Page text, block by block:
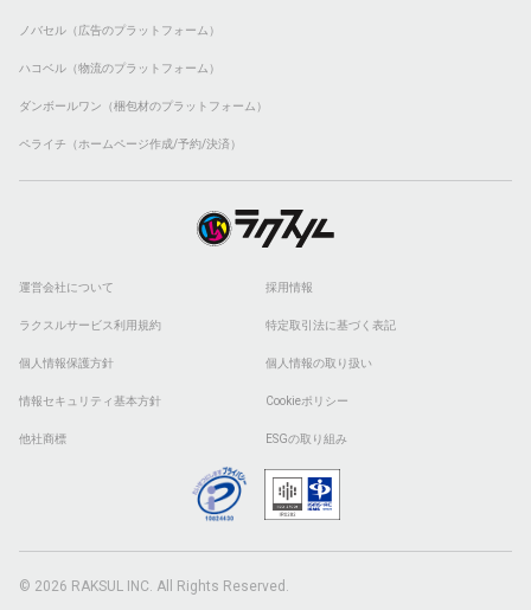
ノバセル（広告のプラットフォーム）
ハコベル（物流のプラットフォーム）
ダンボールワン（梱包材のプラットフォーム）
ペライチ（ホームページ作成/予約/決済）
運営会社について 採用情報
ラクスルサービス利用規約 特定取引法に基づく表記
個人情報保護方針 個人情報の取り扱い
情報セキュリティ基本方針 Cookieポリシー
他社商標 ESGの取り組み
© 2026 RAKSUL INC. All Rights Reserved.